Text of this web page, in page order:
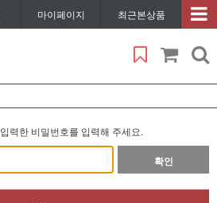
마이페이지 최근본상품
력한 비밀번호를 입력해 주세요.
확인